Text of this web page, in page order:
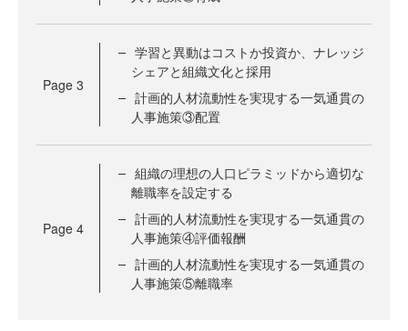
Page 3
学習と異動はコストか投資か、ナレッジ
シェアと組織文化と採用
計画的人材流動性を実現する一気通貫の
人事施策③配置
Page 4
組織の理想の人口ピラミッドから適切な
離職率を設定する
計画的人材流動性を実現する一気通貫の
人事施策④評価報酬
計画的人材流動性を実現する一気通貫の
人事施策⑤離職率